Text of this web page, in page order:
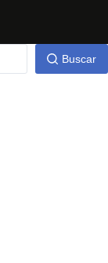
Buscar